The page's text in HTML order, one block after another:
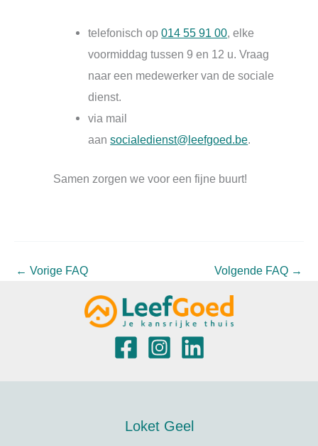
telefonisch op014 55 91 00, elke
voormiddag tussen 9 en 12 u. Vraag
naar een medewerker van de sociale
dienst.
via mail
aansocialedienst@leefgoed.be.
Samen zorgen we voor een fijne buurt!
← Vorige FAQ Volgende FAQ →
Loket Geel